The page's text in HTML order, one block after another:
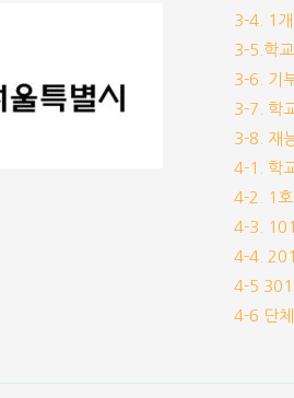
3-4. 1개
3-5.학
3-6. 기
3-7. 학
3-8. 재
4-1. 학
4-2. 1
4-3.
4-4.
4-5 301
4-6 단